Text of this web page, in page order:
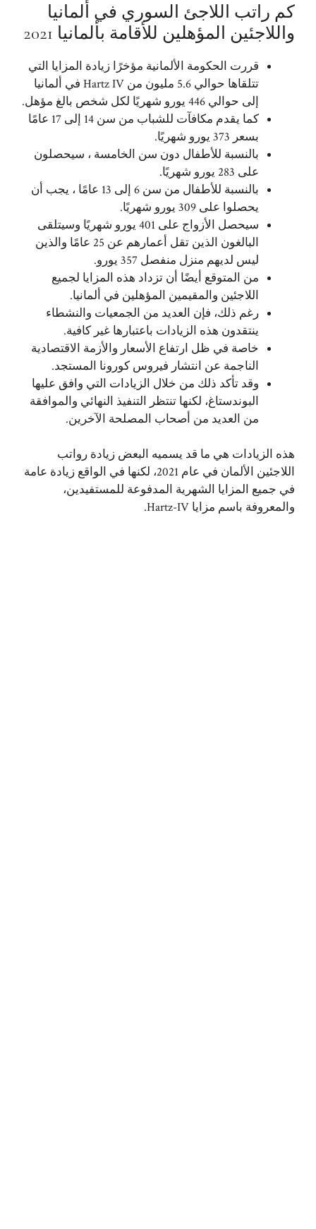
كم راتب اللاجئ السوري في ألمانيا
واللاجئين المؤهلين للأقامة بألمانيا 2021
قررت الحكومة الألمانية مؤخرًا زيادة المزايا التي
تتلقاها حوالي 5.6 مليون من Hartz IV في ألمانيا
إلى حوالي 446 يورو شهريًا لكل شخص بالغ مؤهل.
كما يقدم مكافآت للشباب من سن 14 إلى 17 عامًا
بسعر 373 يورو شهريًا.
بالنسبة للأطفال دون سن الخامسة ، سيحصلون
على 283 يورو شهريًا.
بالنسبة للأطفال من سن 6 إلى 13 عامًا ، يجب أن
يحصلوا على 309 يورو شهريًا.
سيحصل الأزواج على 401 يورو شهريًا وسيتلقى
البالغون الذين تقل أعمارهم عن 25 عامًا والذين
ليس لديهم منزل منفصل 357 يورو.
من المتوقع أيضًا أن تزداد هذه المزايا لجميع
اللاجئين والمقيمين المؤهلين في ألمانيا.
رغم ذلك، فإن العديد من الجمعيات والنشطاء
ينتقدون هذه الزيادات باعتبارها غير كافية.
خاصة في ظل ارتفاع الأسعار والأزمة الاقتصادية
الناجمة عن انتشار فيروس كورونا المستجد.
وقد تأكد ذلك من خلال الزيادات التي وافق عليها
البوندستاغ، لكنها تنتظر التنفيذ النهائي والموافقة
من العديد من أصحاب المصلحة الآخرين.
هذه الزيادات هي ما قد يسميه البعض زيادة رواتب
اللاجئين الألمان في عام 2021، لكنها في الواقع زيادة عامة
في جميع المزايا الشهرية المدفوعة للمستفيدين،
والمعروفة باسم مزايا Hartz-IV.